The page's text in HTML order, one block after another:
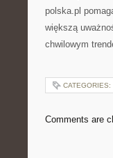
polska.pl
większą
chwilowym
CATEGORIES:
Comments are